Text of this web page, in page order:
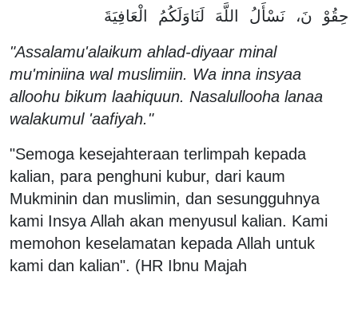
حِقُوْ نَ، نَسْأَلُ اللَّهَ لَنَاوَلَكُمُ الْعَافِيَةَ
"Assalamu'alaikum ahlad-diyaar minal
mu'miniina wal muslimiin. Wa inna insyaa
alloohu bikum laahiquun. Nasalullooha lanaa
walakumul 'aafiyah."
"Semoga kesejahteraan terlimpah kepada
kalian, para penghuni kubur, dari kaum
Mukminin dan muslimin, dan sesungguhnya
kami Insya Allah akan menyusul kalian. Kami
memohon keselamatan kepada Allah untuk
kami dan kalian". (HR Ibnu Majah